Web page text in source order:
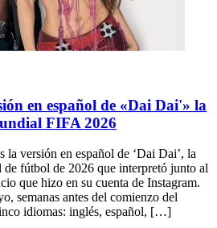
en español de «Dai Dai'» la
FIFA 2026
la versión en español de ‘Dai Dai’, la
fútbol de 2026 que interpretó junto al
que hizo en su cuenta de Instagram.
semanas antes del comienzo del
idiomas: inglés, español, […]